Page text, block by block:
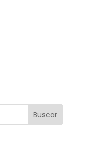
Buscar